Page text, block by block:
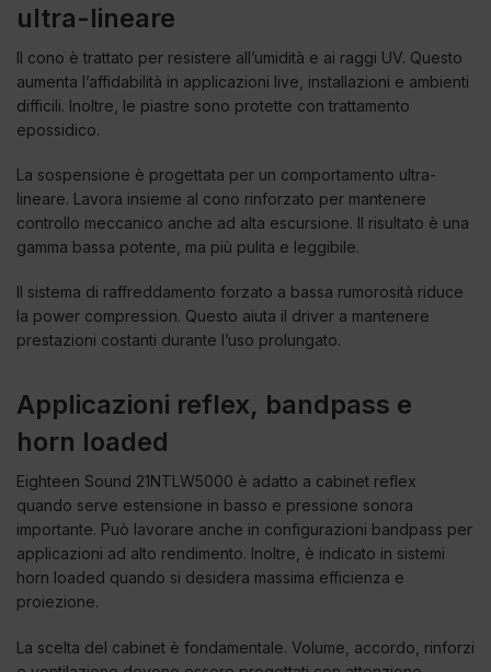
ultra-lineare
Il cono è trattato per resistere all’umidità e ai raggi UV. Questo
aumenta l’affidabilità in applicazioni live, installazioni e ambienti
difficili. Inoltre, le piastre sono protette con trattamento
epossidico.
La sospensione è progettata per un comportamento ultra-
lineare. Lavora insieme al cono rinforzato per mantenere
controllo meccanico anche ad alta escursione. Il risultato è una
gamma bassa potente, ma più pulita e leggibile.
Il sistema di raffreddamento forzato a bassa rumorosità riduce
la power compression. Questo aiuta il driver a mantenere
prestazioni costanti durante l’uso prolungato.
Applicazioni reflex, bandpass e
horn loaded
Eighteen Sound 21NTLW5000 è adatto a cabinet reflex
quando serve estensione in basso e pressione sonora
importante. Può lavorare anche in configurazioni bandpass per
applicazioni ad alto rendimento. Inoltre, è indicato in sistemi
horn loaded quando si desidera massima efficienza e
proiezione.
La scelta del cabinet è fondamentale. Volume, accordo, rinforzi